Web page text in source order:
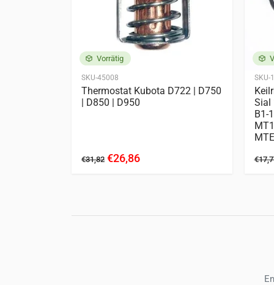
Vorrätig
SKU-45008
Thermostat Kubota D722 | D750
| D850 | D950
€31,82 €26,86
SKU-
Sial
B1-